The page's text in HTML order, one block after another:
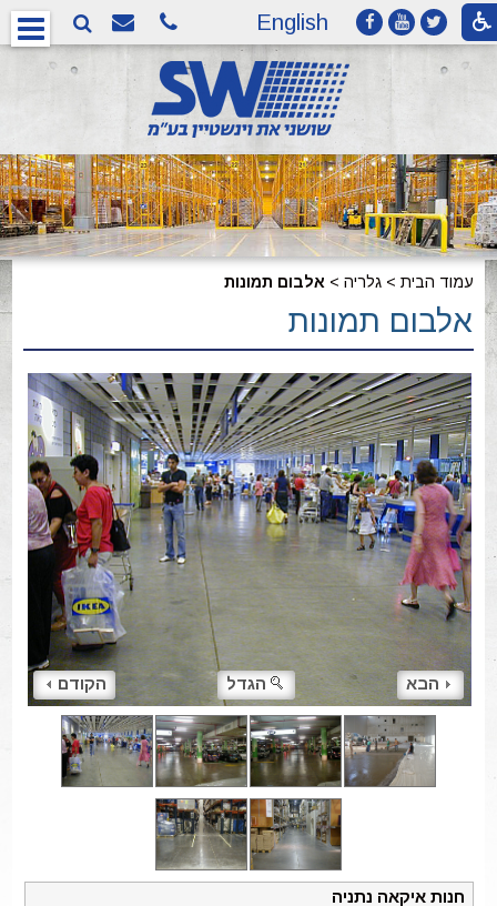
English
עמוד הבית >גלריה > אלבום תמונות
אלבום תמונות
הקודם הגדל הבא
חנות איקאה נתניה